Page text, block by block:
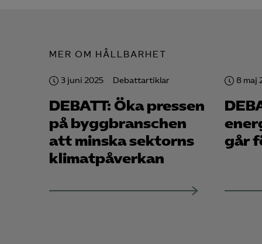
MER OM HÅLLBARHET
3 juni 2025 Debattartiklar
DEBATT: Öka pressen
på bygg­branschen
att minska sektorns
klimatpåverkan
8 maj
går